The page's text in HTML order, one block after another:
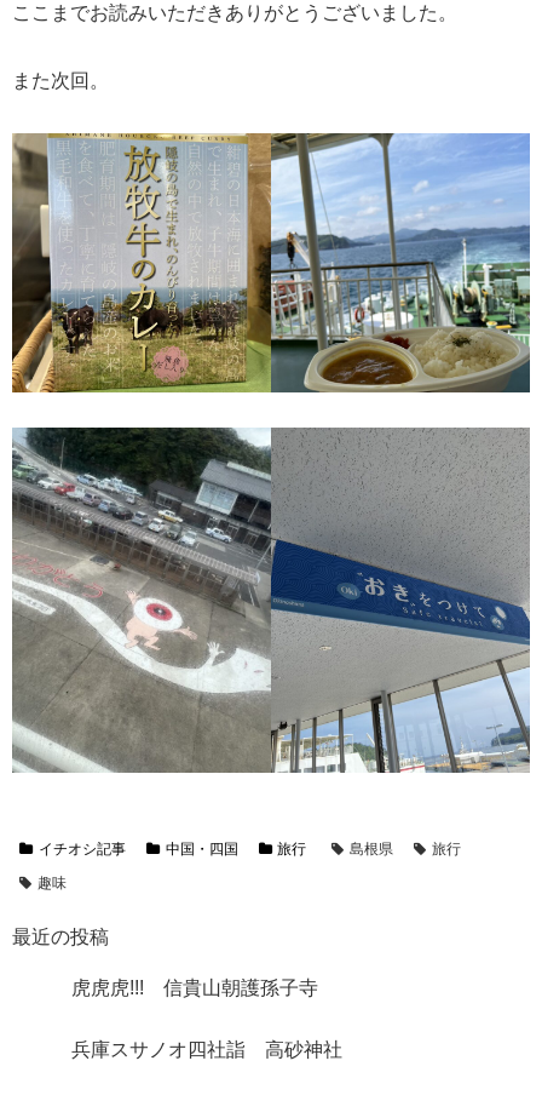
ここまでお読みいただきありがとうございました。
また次回。
イチオシ記事 中国・四国 旅行 島根県
旅行
趣味
最近の投稿
虎虎虎!!! 信貴山朝護孫子寺
兵庫スサノオ四社詣 高砂神社